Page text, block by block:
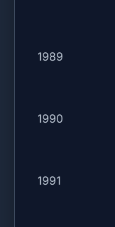
1989
1990
1991